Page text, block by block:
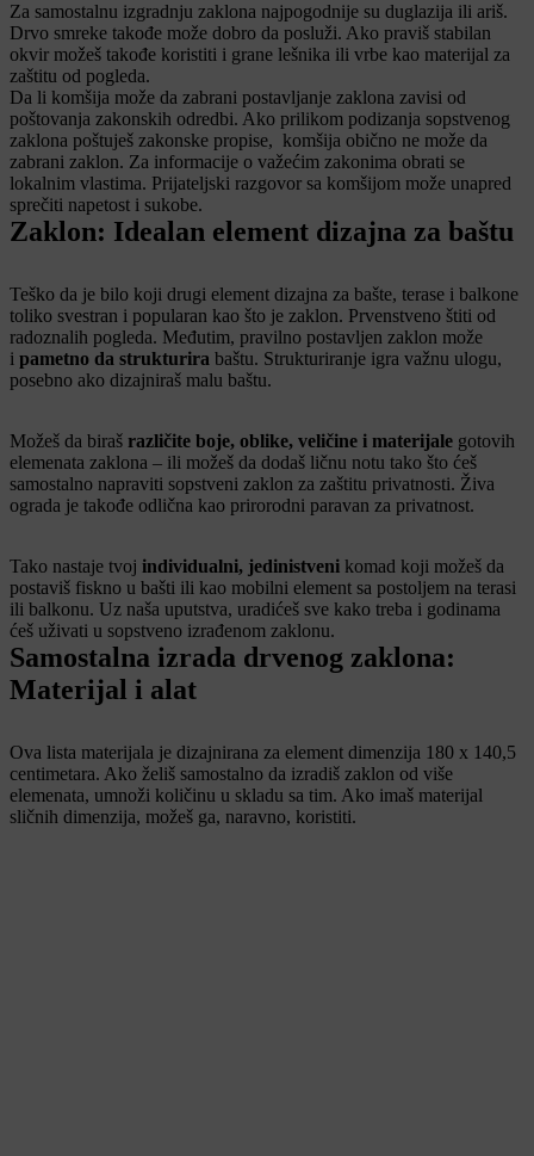
Za samostalnu izgradnju zaklona najpogodnije su duglazija ili ariš.
Drvo smreke takođe može dobro da posluži. Ako praviš stabilan
okvir možeš takođe koristiti i grane lešnika ili vrbe kao materijal za
zaštitu od pogleda.
Da li komšija može da zabrani postavljanje zaklona zavisi od
poštovanja zakonskih odredbi. Ako prilikom podizanja sopstvenog
zaklona poštuješ zakonske propise, komšija obično ne može da
zabrani zaklon. Za informacije o važećim zakonima obrati se
lokalnim vlastima. Prijateljski razgovor sa komšijom može unapred
sprečiti napetost i sukobe.
Zaklon: Idealan element dizajna za baštu
Teško da je bilo koji drugi element dizajna za bašte, terase i balkone
toliko svestran i popularan kao što je zaklon. Prvenstveno štiti od
radoznalih pogleda. Međutim, pravilno postavljen zaklon može
i pametno da strukturira baštu. Strukturiranje igra važnu ulogu,
posebno ako dizajniraš malu baštu.
Možeš da biraš različite boje, oblike, veličine i materijale gotovih
elemenata zaklona – ili možeš da dodaš ličnu notu tako što ćeš
samostalno napraviti sopstveni zaklon za zaštitu privatnosti. Živa
ograda je takođe odlična kao prirorodni paravan za privatnost.
Tako nastaje tvoj individualni, jedinistveni komad koji možeš da
postaviš fiskno u bašti ili kao mobilni element sa postoljem na terasi
ili balkonu. Uz naša uputstva, uradićeš sve kako treba i godinama
ćeš uživati u sopstveno izrađenom zaklonu.
Samostalna izrada drvenog zaklona:
Materijal i alat
Ova lista materijala je dizajnirana za element dimenzija 180 x 140,5
centimetara. Ako želiš samostalno da izradiš zaklon od više
elemenata, umnoži količinu u skladu sa tim. Ako imaš materijal
sličnih dimenzija, možeš ga, naravno, koristiti.